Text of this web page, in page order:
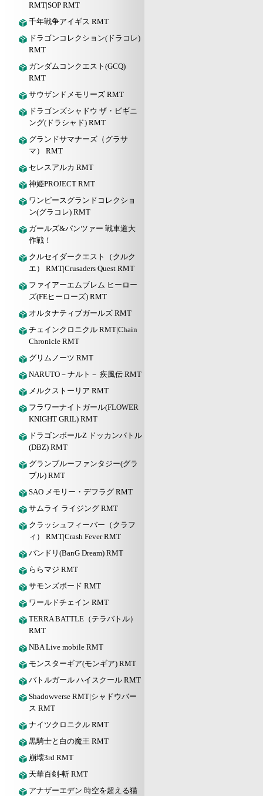
RMT|SOP RMT
千年戦争アイギス RMT
ドラゴンコレクション(ドラコレ)
RMT
ガンダムコンクエスト(GCQ)
RMT
サウザンドメモリーズ RMT
ドラゴンズシャドウ ザ・ビギニ
ング(ドラシャド) RMT
グランドサマナーズ（グラサ
マ） RMT
セレスアルカ RMT
神姫PROJECT RMT
ワンピースグランドコレクショ
ン(グラコレ) RMT
ガールズ&パンツァー 戦車道大
作戦！
クルセイダークエスト（クルク
エ） RMT|Crusaders Quest RMT
ファイアーエムブレム ヒーロー
ズ(FEヒーローズ) RMT
オルタナティブガールズ RMT
チェインクロニクル RMT|Chain
Chronicle RMT
グリムノーツ RMT
NARUTO－ナルト－ 疾風伝 RMT
メルクストーリア RMT
フラワーナイトガール(FLOWER
KNIGHT GRIL) RMT
ドラゴンボールZ ドッカンバトル
(DBZ) RMT
グランブルーファンタジー(グラ
ブル) RMT
SAO メモリー・デフラグ RMT
サムライ ライジング RMT
クラッシュフィーバー（クラフ
ィ） RMT|Crash Fever RMT
バンドリ(BanG Dream) RMT
ららマジ RMT
サモンズボード RMT
ワールドチェイン RMT
TERRA BATTLE（テラバトル）
RMT
NBA Live mobile RMT
モンスターギア(モンギア) RMT
バトルガール ハイスクール RMT
Shadowverse RMT|シャドウバー
ス RMT
ナイツクロニクル RMT
黒騎士と白の魔王 RMT
崩壊3rd RMT
天華百剣-斬 RMT
アナザーエデン 時空を超える猫